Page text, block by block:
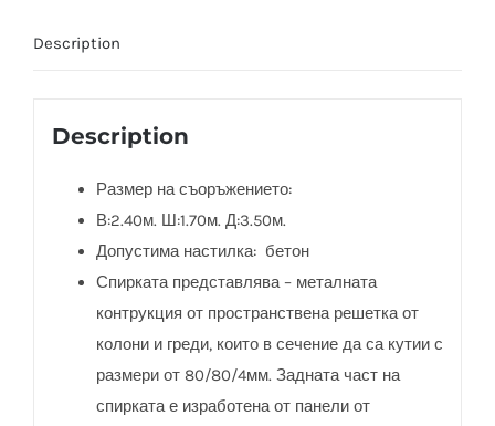
Description
Description
Размер на съоръжението:
В:2.40м. Ш:1.70м. Д:3.50м.
Допустима настилка: бетон
Спирката представлява – металната
контрукция от пространствена решетка от
колони и греди, които в сечение да са кутии с
размери от 80/80/4мм. Задната част на
спирката е изработена от панели от